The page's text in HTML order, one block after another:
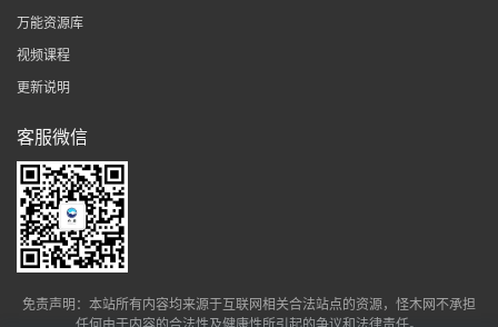
万能资源库
视频课程
更新说明
客服微信
免责声明：本站所有内容均来源于互联网相关合法站点的资源，怪木网不承担